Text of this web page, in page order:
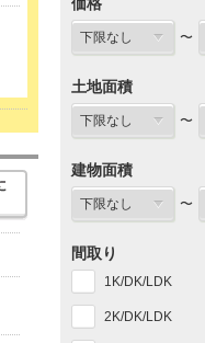
〜
土地面積
〜
建物面積
〜
間取り
1K/DK/LDK
2K/DK/LDK